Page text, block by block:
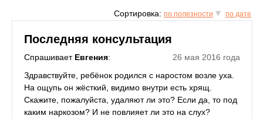
Сортировка: по полезности по дате
Последняя консультация
26 мая 2016 года
Спрашивает Евгения:
Здравствуйте, ребёнок родился с наростом возле уха.
На ощупь он жёсткий, видимо внутри есть хрящ.
Скажите, пожалуйста, удаляют ли это? Если да, то под
каким наркозом? И не повлияет ли это на слух?